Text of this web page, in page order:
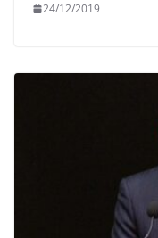
24/12/2019